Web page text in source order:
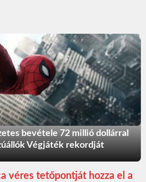
bevétele 72 millió dollárral
Végjáték rekordját
véres tetőpontját hozza el a